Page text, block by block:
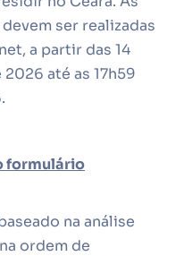
ser realizadas
a partir das 14
até as 17h59
formulário
na análise
ordem de